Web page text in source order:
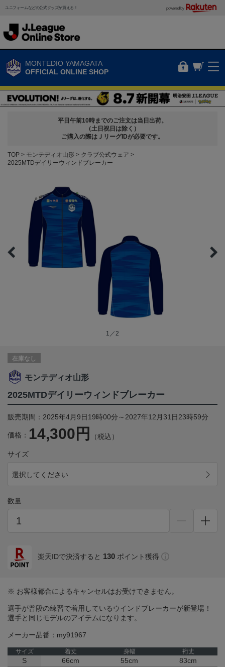
ユニフォームなどの公式グッズが買える！ powered by
MONTEDIO YAMAGATA
OFFICIAL ONLINE SHOP
平日午前10時までのご注文は当日出荷。
（土日祝日は除く）
ご購入の際はＪリーグIDが必要です。
TOP モンテディオ山形
クラブ公式ウェア
2025MTDデイリーウィンドブレーカー
1／2
在庫なし
モンテディオ山形
2025MTDデイリーウィンドブレーカー
販売期間：2025年4月9日19時00分～2027年12月31日23時59分
価格： 14,300円 （税込）
サイズ
選択してください
数量
楽天IDで決済すると 130 ポイント獲得
※ お客様都合によるキャンセルはお受けできません。
選手が普段の練習で着用しているウインドブレーカーが新登場！
選手と同じモデルのアイテムになります。
メーカー品番：my91967
サイズ 着丈 身幅 裄丈
S 66cm 55cm
83cm